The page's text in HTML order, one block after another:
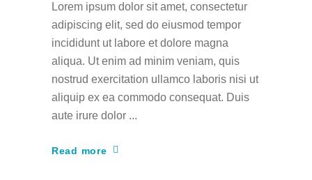
Lorem ipsum dolor sit amet, consectetur
adipiscing elit, sed do eiusmod tempor
incididunt ut labore et dolore magna
aliqua. Ut enim ad minim veniam, quis
nostrud exercitation ullamco laboris nisi ut
aliquip ex ea commodo consequat. Duis
aute irure dolor
Read more